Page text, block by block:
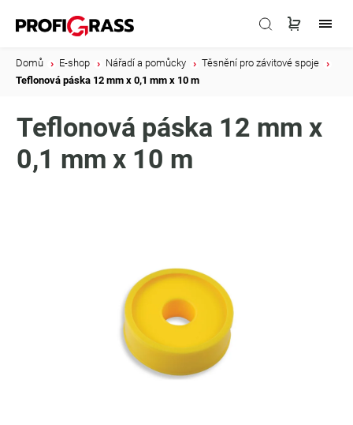
Domů E-shop Nářadí a pomůcky Těsnění pro závitové spoje
Teflonová páska 12 mm x 0,1 mm x 10 m
Teflonová páska 12 mm x
0,1 mm x 10 m